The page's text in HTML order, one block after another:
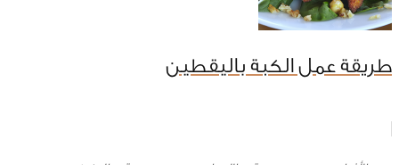
طريقة عمل الكبة باليقطين